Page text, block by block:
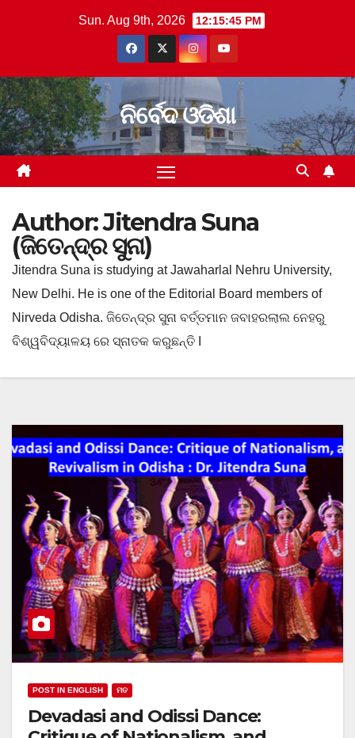
Sun. Aug 9th, 2026 12:15:46 PM
ନିର୍ବେଦ ଓଡିଶା
Author:Jitendra Suna
(ଜିତେନ୍ଦ୍ର ସୁନା)
Jitendra Suna is studying at Jawaharlal Nehru University,
New Delhi. He is one of the Editorial Board members of
Nirveda Odisha. ଜିତେନ୍ଦ୍ର ସୁନା ବର୍ତ୍ତମାନ ଜବାହରଲାଲ ନେହରୁ
ବିଶ୍ୱବିଦ୍ୟାଳୟ ରେ ସ୍ନାତକ କରୁଛନ୍ତି I
POST IN ENGLISH ମତ
Devadasi and Odissi Dance: